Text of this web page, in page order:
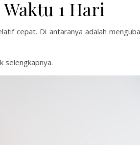
1 Hari
cepat. Di antaranya adalah
selengkapnya.